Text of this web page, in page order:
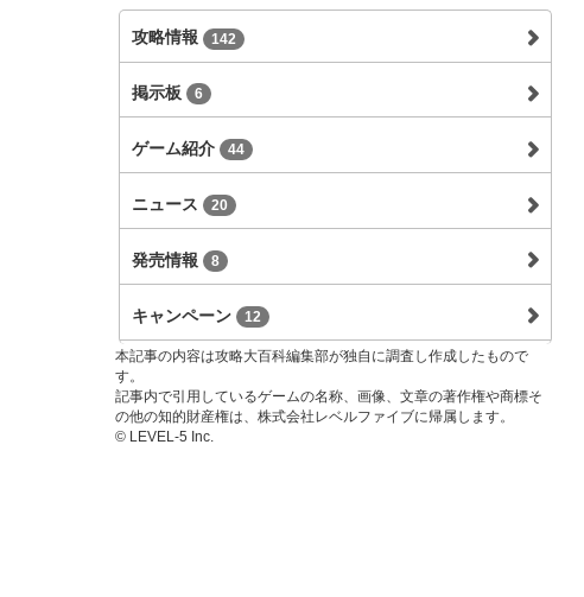
攻略情報 142
掲示板 6
ゲーム紹介 44
ニュース 20
発売情報 8
キャンペーン 12
本記事の内容は攻略大百科編集部が独自に調査し作成したもので
す。
記事内で引用しているゲームの名称、画像、文章の著作権や商標そ
の他の知的財産権は、株式会社レベルファイブに帰属します。
© LEVEL-5 Inc.